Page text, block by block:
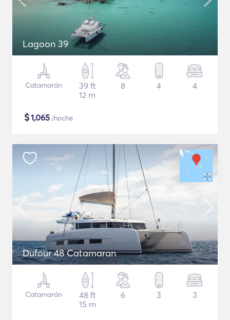
Lagoon 39
Catamarán
39 ft
12 m
8 4 4
$1,065 /noche
Dufour 48 Catamaran
Catamarán
48 ft
15 m
6 3 3